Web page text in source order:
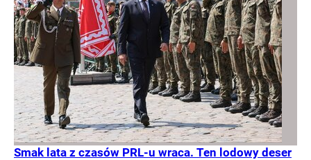
Smak lata z czasów PRL-u wraca. Ten lodowy deser